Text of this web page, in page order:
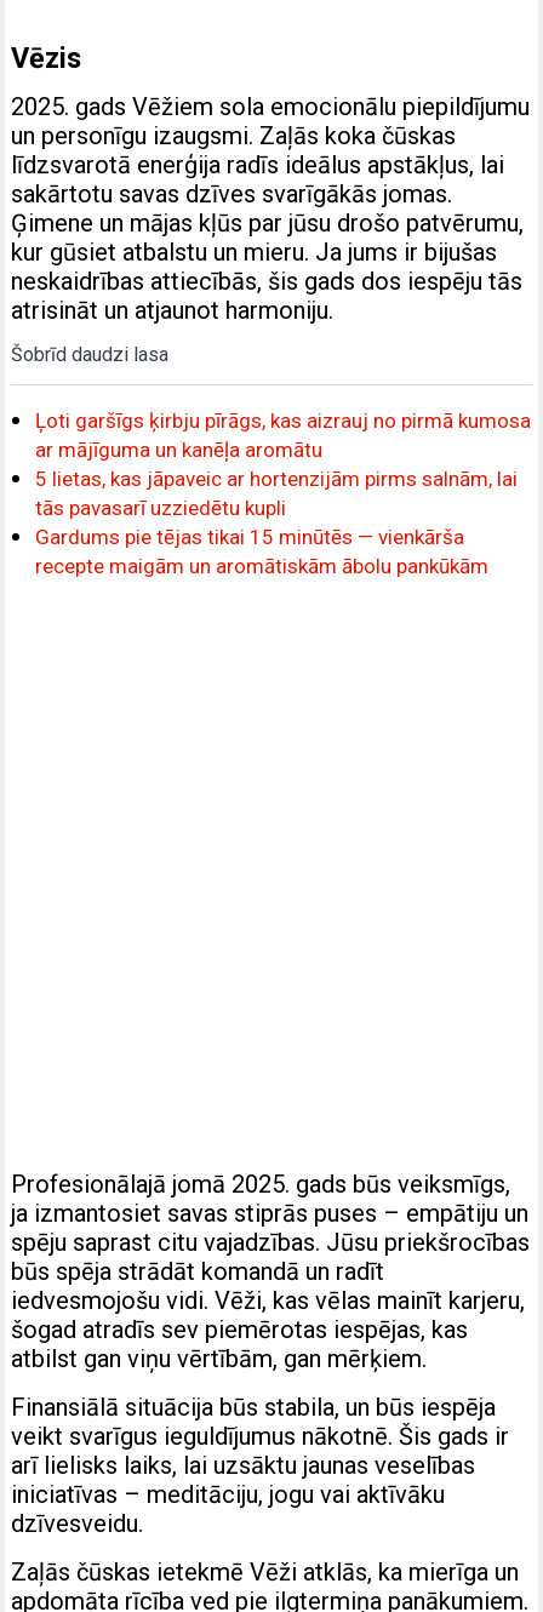
Vēzis
2025. gads Vēžiem sola emocionālu piepildījumu
un personīgu izaugsmi. Zaļās koka čūskas
līdzsvarotā enerģija radīs ideālus apstākļus, lai
sakārtotu savas dzīves svarīgākās jomas.
Ģimene un mājas kļūs par jūsu drošo patvērumu,
kur gūsiet atbalstu un mieru. Ja jums ir bijušas
neskaidrības attiecībās, šis gads dos iespēju tās
atrisināt un atjaunot harmoniju.
Šobrīd daudzi lasa
Ļoti garšīgs ķirbju pīrāgs, kas aizrauj no pirmā kumosa
ar mājīguma un kanēļa aromātu
5 lietas, kas jāpaveic ar hortenzijām pirms salnām, lai
tās pavasarī uzziedētu kupli
Gardums pie tējas tikai 15 minūtēs — vienkārša
recepte maigām un aromātiskām ābolu pankūkām
Profesionālajā jomā 2025. gads būs veiksmīgs,
ja izmantosiet savas stiprās puses – empātiju un
spēju saprast citu vajadzības. Jūsu priekšrocības
būs spēja strādāt komandā un radīt
iedvesmojošu vidi. Vēži, kas vēlas mainīt karjeru,
šogad atradīs sev piemērotas iespējas, kas
atbilst gan viņu vērtībām, gan mērķiem.
Finansiālā situācija būs stabila, un būs iespēja
veikt svarīgus ieguldījumus nākotnē. Šis gads ir
arī lielisks laiks, lai uzsāktu jaunas veselības
iniciatīvas – meditāciju, jogu vai aktīvāku
dzīvesveidu.
Zaļās čūskas ietekmē Vēži atklās, ka mierīga un
apdomāta rīcība ved pie ilgtermiņa panākumiem.